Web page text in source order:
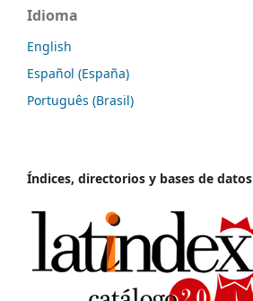
Idioma
English
Español (España)
Português (Brasil)
Índices, directorios y bases de datos